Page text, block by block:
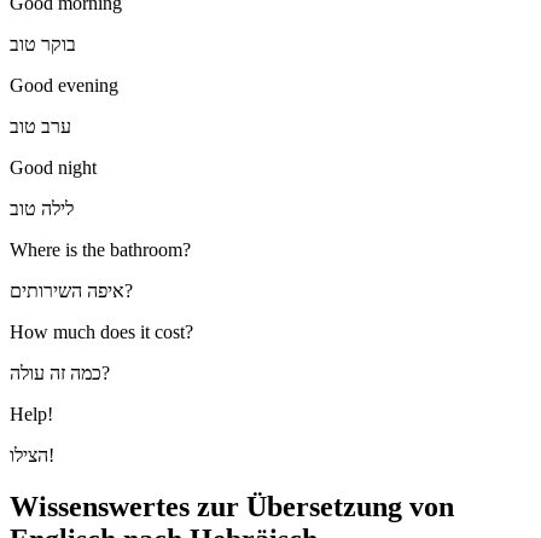
בוקר טוב
Good evening
ערב טוב
Good night
לילה טוב
Where is the bathroom?
איפה השירותים?
How much does it cost?
כמה זה עולה?
Help!
הצילו!
Wissenswertes zur Übersetzung von